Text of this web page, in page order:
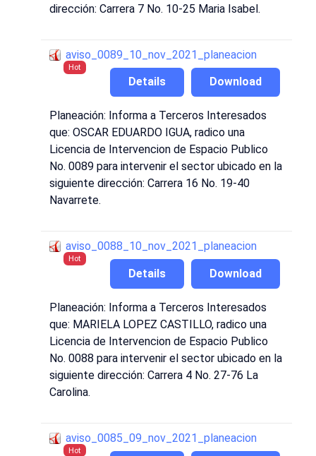
dirección: Carrera 7 No. 10-25 Maria Isabel.
aviso_0089_10_nov_2021_planeacion
Hot
Download
Details
Planeación: Informa a Terceros Interesados
que: OSCAR EDUARDO IGUA, radico una
Licencia de Intervencion de Espacio Publico
No. 0089 para intervenir el sector ubicado en la
siguiente dirección: Carrera 16 No. 19-40
Navarrete.
aviso_0088_10_nov_2021_planeacion
Hot
Download
Details
Planeación: Informa a Terceros Interesados
que: MARIELA LOPEZ CASTILLO, radico una
Licencia de Intervencion de Espacio Publico
No. 0088 para intervenir el sector ubicado en la
siguiente dirección: Carrera 4 No. 27-76 La
Carolina.
aviso_0085_09_nov_2021_planeacion
Hot